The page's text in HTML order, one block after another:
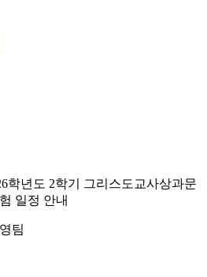
학년도 2학기 그리스도교사상과문
일정 안내
팀